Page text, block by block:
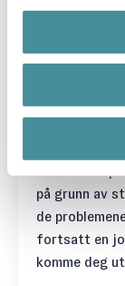
rent
stresset
helsen vår,
oppstår
på grunn av
de
fortsatt en
komme deg